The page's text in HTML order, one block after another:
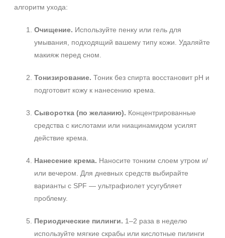
алгоритм ухода:
Очищение. Используйте пенку или гель для
умывания, подходящий вашему типу кожи. Удаляйте
макияж перед сном.
Тонизирование. Тоник без спирта восстановит pH и
подготовит кожу к нанесению крема.
Сыворотка (по желанию). Концентрированные
средства с кислотами или ниацинамидом усилят
действие крема.
Нанесение крема. Наносите тонким слоем утром и/
или вечером. Для дневных средств выбирайте
варианты с SPF — ультрафиолет усугубляет
проблему.
Периодические пилинги. 1–2 раза в неделю
используйте мягкие скрабы или кислотные пилинги